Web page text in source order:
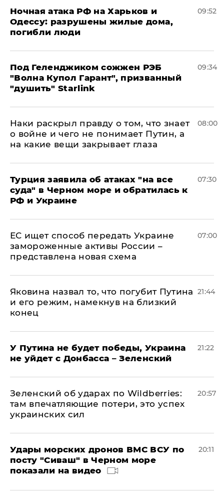
​Ночная атака РФ на Харьков и
Одессу: разрушены жилые дома,
погибли люди
09:52
Под Геленджиком сожжен РЭБ
"Волна Купол Гарант", призванный
"душить" Starlink
09:34
Наки раскрыл правду о том, что знает
о войне и чего не понимает Путин, а
на какие вещи закрывает глаза
08:00
Турция заявила об атаках "на все
суда" в Черном море и обратилась к
РФ и Украине
07:30
ЕС ищет способ передать Украине
замороженные активы России –
представлена новая схема
07:00
Яковина назвал то, что погубит Путина
и его режим, намекнув на близкий
конец
21:44
У Путина не будет победы, Украина
не уйдет с Донбасса – Зеленский
21:22
Зеленский об ударах по Wildberries:
там впечатляющие потери, это успех
украинских сил
20:57
Удары морских дронов ВМС ВСУ по
посту "Сиваш" в Черном море
показали на видео
20:11